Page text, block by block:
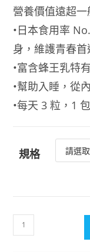
營養價值遠超一
•日本食用率
身，維護青春首
•富含蜂王乳特
•幫助入睡，從
•每天 3 粒，1
規格
【日
本